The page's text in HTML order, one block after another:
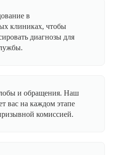
в
клиниках, чтобы
диагнозы для
и обращения. Наш
вас на каждом этапе
комиссией.